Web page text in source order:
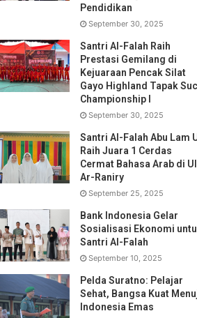
Pendidikan
September 30, 2025
Santri Al-Falah Raih
Prestasi Gemilang di
Kejuaraan Pencak Silat
Gayo Highland Tapak
Championship I
September 30, 2025
Santri Al-Falah Abu Lam
Raih Juara 1 Cerdas
Cermat Bahasa Arab di
Ar-Raniry
September 25, 2025
Bank Indonesia Gelar
Sosialisasi Ekonomi
Santri Al-Falah
September 10, 2025
Pelda Suratno: Pelajar
Sehat, Bangsa Kuat
Indonesia Emas